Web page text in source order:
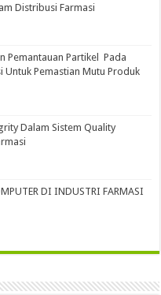
Distribusi Farmasi
Pemantauan Partikel Pada
Untuk Pemastian Mutu Produk
Dalam Sistem Quality
DI INDUSTRI FARMASI